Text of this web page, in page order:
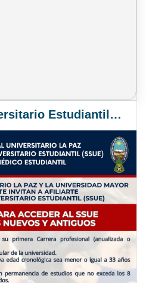
Seguro Social Universitario Estudiantil SSUE